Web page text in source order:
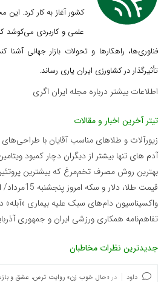
کشور آغاز به کار کرد.
علمی و کاربردی می‌کوشد
فناوری‌ها، راهکارها و تحولات بازار جهانی
تأثیرگذار در کشاورزی ایران یاری رساند.
اطلاعات بیشتر درباره مجله ایران اگری
تیتر آخرین اخبار و مقالات
زیورآلات و طلاهای مناسب آقایان با
آدم های تنها بیشتر از دیگران دچار کمبود
بهترین روش مصرف تخم‌مرغ که بیشترین
قیمت طلا، دلار و سکه امروز پنجشنبه 15مرداد/ افزایش قیمت ها + جدول
واکسیناسیون دام‌های سبک علیه بیماری «آبله»
تفاهم‌نامه همکاری ورزشی ایران و جمهوری
جدیدترین نظرات مخاطبان
داود در «حال خوب زن» روایت ترس، عشق و